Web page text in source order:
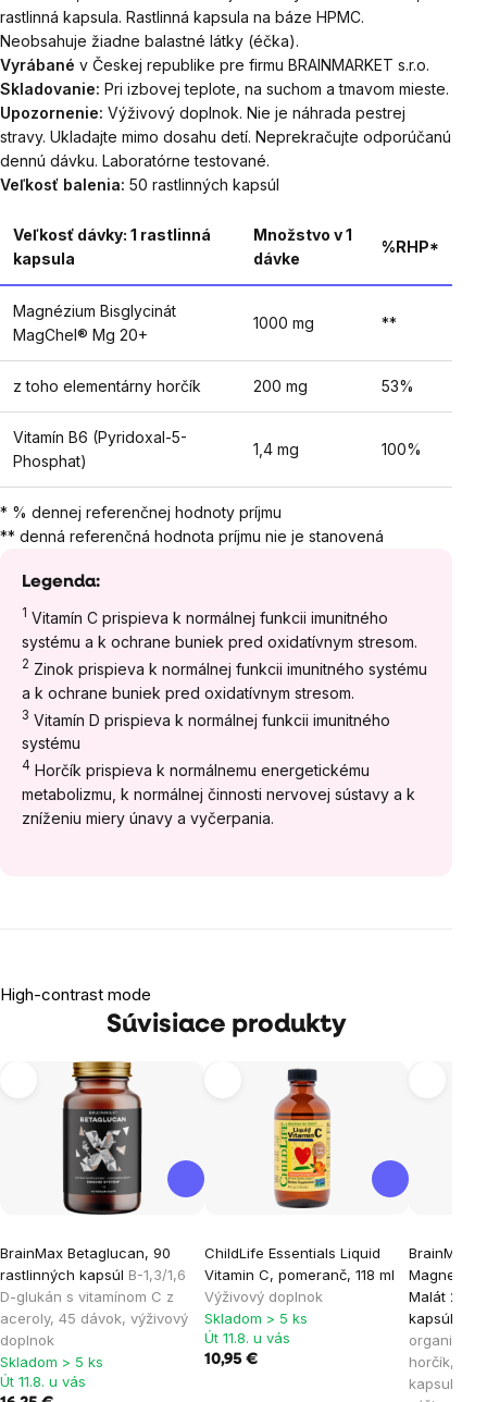
rastlinná kapsula. Rastlinná kapsula na báze HPMC.
Neobsahuje žiadne balastné látky (éčka).
Vyrábané v Českej republike pre firmu BRAINMARKET s.r.o.
Skladovanie: Pri izbovej teplote, na suchom a tmavom mieste.
Upozornenie: Výživový doplnok. Nie je náhrada pestrej
stravy. Ukladajte mimo dosahu detí. Neprekračujte odporúčanú
dennú dávku. Laboratórne testované.
Veľkosť balenia: 50 rastlinných kapsúl
Veľkosť dávky: 1 rastlinná
kapsula
Množstvo v 1
dávke
%RHP*
Magnézium Bisglycinát
MagChel® Mg 20+
1000 mg **
z toho elementárny horčík 200 mg 53%
Vitamín B6 (Pyridoxal-5-
Phosphat)
1,4 mg 100%
* % dennej referenčnej hodnoty príjmu
** denná referenčná hodnota príjmu nie je stanovená
Legenda:
1 Vitamín C prispieva k normálnej funkcii imunitného
systému a k ochrane buniek pred oxidatívnym stresom.
2 Zinok prispieva k normálnej funkcii imunitného systému
a k ochrane buniek pred oxidatívnym stresom.
3 Vitamín D prispieva k normálnej funkcii imunitného
systému
4 Horčík prispieva k normálnemu energetickému
metabolizmu, k normálnej činnosti nervovej sústavy a k
zníženiu miery únavy a vyčerpania.
High-contrast mode
Súvisiace produkty
BrainMax Betaglucan, 90
rastlinných kapsúl B-1,3/1,6
D-glukán s vitamínom C z
aceroly, 45 dávok, výživový
doplnok
Skladom > 5 ks
Út 11.8. u vás
ChildLife Essentials Liquid
Vitamin C, pomeranč, 118 ml
Výživový doplnok
Skladom > 5 ks
Út 11.8. u vás
10,95 €
BrainMax
Malát 200
kapsúl
organický
horčík,
kapsuli,